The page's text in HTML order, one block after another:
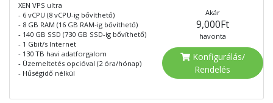
XEN VPS ultra
- 6 vCPU (8 vCPU-ig bővíthető)
- 8 GB RAM (16 GB RAM-ig bővíthető)
- 140 GB SSD (730 GB SSD-ig bővíthető)
- 1 Gbit/s Internet
- 130 TB havi adatforgalom
- Üzemeltetés opcióval (2 óra/hónap)
- Hűségidő nélkül
Akár
9,000Ft
havonta
Konfigurálás/
Rendelés